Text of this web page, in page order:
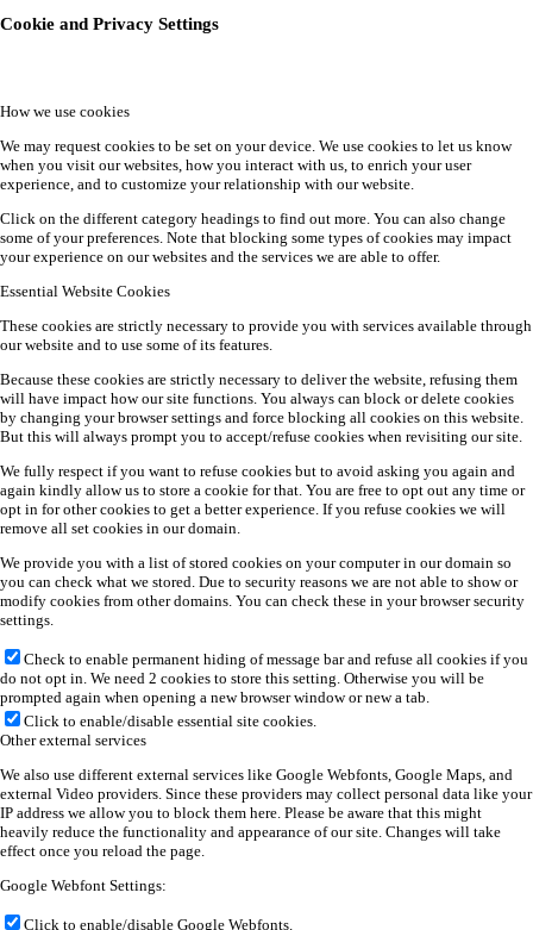
Cookie and Privacy Settings
How we use cookies
We may request cookies to be set on your device. We use cookies to let us know
when you visit our websites, how you interact with us, to enrich your user
experience, and to customize your relationship with our website.
Click on the different category headings to find out more. You can also change
some of your preferences. Note that blocking some types of cookies may impact
your experience on our websites and the services we are able to offer.
Essential Website Cookies
These cookies are strictly necessary to provide you with services available through
our website and to use some of its features.
Because these cookies are strictly necessary to deliver the website, refusing them
will have impact how our site functions. You always can block or delete cookies
by changing your browser settings and force blocking all cookies on this website.
But this will always prompt you to accept/refuse cookies when revisiting our site.
We fully respect if you want to refuse cookies but to avoid asking you again and
again kindly allow us to store a cookie for that. You are free to opt out any time or
opt in for other cookies to get a better experience. If you refuse cookies we will
remove all set cookies in our domain.
We provide you with a list of stored cookies on your computer in our domain so
you can check what we stored. Due to security reasons we are not able to show or
modify cookies from other domains. You can check these in your browser security
settings.
Check to enable permanent hiding of message bar and refuse all cookies if you
do not opt in. We need 2 cookies to store this setting. Otherwise you will be
prompted again when opening a new browser window or new a tab.
Click to enable/disable essential site cookies.
Other external services
We also use different external services like Google Webfonts, Google Maps, and
external Video providers. Since these providers may collect personal data like your
IP address we allow you to block them here. Please be aware that this might
heavily reduce the functionality and appearance of our site. Changes will take
effect once you reload the page.
Google Webfont Settings:
Click to enable/disable Google Webfonts.